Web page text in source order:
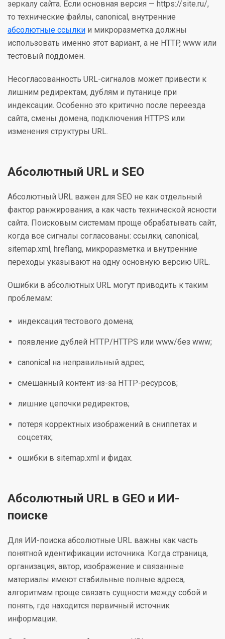
зеркалу сайта. Если основная версия — https://site.ru/,
то технические файлы, canonical, внутренние
абсолютные ссылки и микроразметка должны
использовать именно этот вариант, а не HTTP, www или
тестовый поддомен.
Несогласованность URL-сигналов может привести к
лишним редиректам, дублям и путанице при
индексации. Особенно это критично после переезда
сайта, смены домена, подключения HTTPS или
изменения структуры URL.
Абсолютный URL и SEO
Абсолютный URL важен для SEO не как отдельный
фактор ранжирования, а как часть технической ясности
сайта. Поисковым системам проще обрабатывать сайт,
когда все сигналы согласованы: ссылки, canonical,
sitemap.xml, hreflang, микроразметка и внутренние
переходы указывают на одну основную версию URL.
Ошибки в абсолютных URL могут приводить к таким
проблемам:
индексация тестового домена;
появление дублей HTTP/HTTPS или www/без www;
canonical на неправильный адрес;
смешанный контент из-за HTTP-ресурсов;
лишние цепочки редиректов;
потеря корректных изображений в сниппетах и
соцсетях;
ошибки в sitemap.xml и фидах.
Абсолютный URL в GEO и ИИ-
поиске
Для ИИ-поиска абсолютные URL важны как часть
понятной идентификации источника. Когда страница,
организация, автор, изображение и связанные
материалы имеют стабильные полные адреса,
алгоритмам проще связать сущности между собой и
понять, где находится первичный источник
информации.